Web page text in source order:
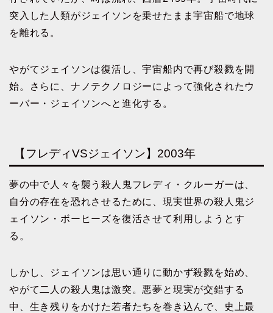
突入した人類がジェイソンを乗せたまま宇宙船で地球
を離れる。
やがてジェイソンは復活し、宇宙船内で再び殺戮を開
始。さらに、ナノテクノロジーによって強化されたウ
ーバー・ジェイソンへと進化する。
【フレディVSジェイソン】2003年
夢の中で人々を襲う殺人鬼フレディ・クルーガーは、
自分の存在を恐れさせるために、現実世界の殺人鬼ジ
ェイソン・ボーヒーズを復活させて利用しようとす
る。
しかし、ジェイソンは思い通りに動かず殺戮を始め、
やがて二人の殺人鬼は激突。悪夢と現実が交錯する
中、生き残りをかけた若者たちを巻き込んで、史上最